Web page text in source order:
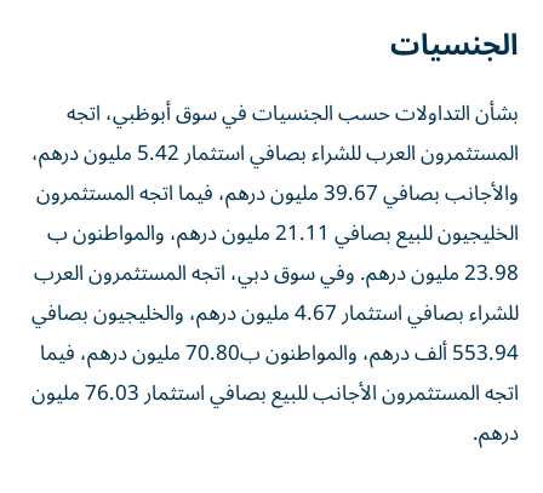
الجنسيات
بشأن التداولات حسب الجنسيات في سوق أبوظبي، اتجه
المستثمرون العرب للشراء بصافي استثمار 5.42 مليون درهم،
والأجانب بصافي 39.67 مليون درهم، فيما اتجه المستثمرون
الخليجيون للبيع بصافي 21.11 مليون درهم، والمواطنون ب
23.98 مليون درهم. وفي سوق دبي، اتجه المستثمرون العرب
للشراء بصافي استثمار 4.67 مليون درهم، والخليجيون بصافي
553.94 ألف درهم، والمواطنون ب70.80 مليون درهم، فيما
اتجه المستثمرون الأجانب للبيع بصافي استثمار 76.03 مليون
درهم.